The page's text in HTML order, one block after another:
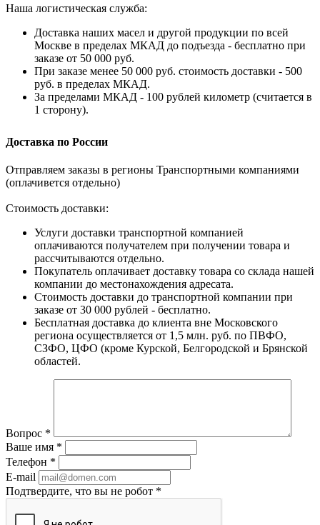
Наша логистическая служба:
Доставка наших масел и другой продукции по всей
Москве в пределах МКАД до подъезда - бесплатно при
заказе от 50 000 руб.
При заказе менее 50 000 руб. стоимость доставки - 500
руб. в пределах МКАД.
За пределами МКАД - 100 рублей километр (считается в
1 сторону).
Доставка по России
Отправляем заказы в регионы Транспортными компаниями
(оплачивется отдельно)
Стоимость доставки:
Услуги доставки транспортной компанией
оплачиваются получателем при получении товара и
рассчитываются отдельно.
Покупатель оплачивает доставку товара со склада нашей
компании до местонахождения адресата.
Стоимость доставки до транспортной компании при
заказе от 30 000 рублей - бесплатно.
Бесплатная доставка до клиента вне Московского
региона осуществляется от 1,5 млн. руб. по ПВФО,
СЗФО, ЦФО (кроме Курской, Белгородской и Брянской
областей.
Вопрос *
Ваше имя *
Телефон *
E-mail
Подтвердите, что вы не робот *